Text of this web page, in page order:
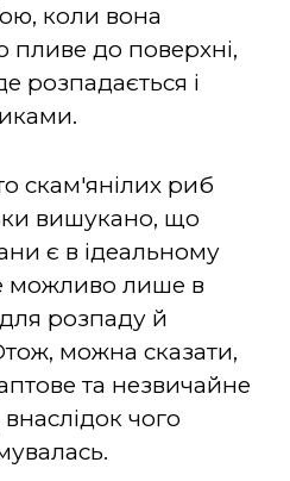
коли вона
до поверхні,
розпадається і
скам'янілих риб
вишукано, що
є в ідеальному
можливо лише в
розпаду й
можна сказати,
та незвичайне
чого